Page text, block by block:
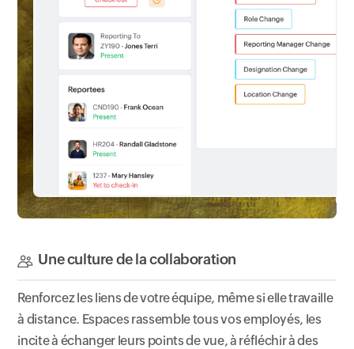
Une culture de la collaboration
Renforcez les liens de votre équipe, même si elle travaille
à distance. Espaces rassemble tous vos employés, les
incite à échanger leurs points de vue, à réfléchir à des